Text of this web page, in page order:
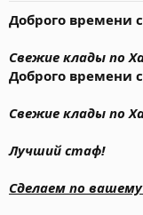
Доброго времени
Свежие клады по
Доброго времени
Свежие клады по
Лучший стаф!
Сделаем по